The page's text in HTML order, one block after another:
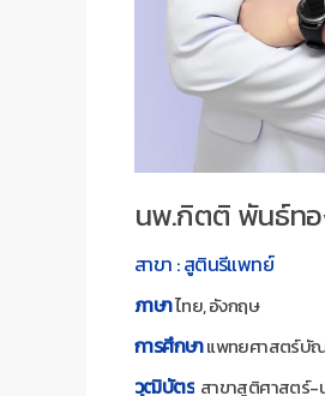
นพ.กิตติ พันธ์ท
สาขา : สูตินรีแพทย์
ภาษาไทย, อังกฤษ
การศึกษาแพทยศาสตร์บัณ
วุฒิบัตร สาขาสูติศาสตร์-